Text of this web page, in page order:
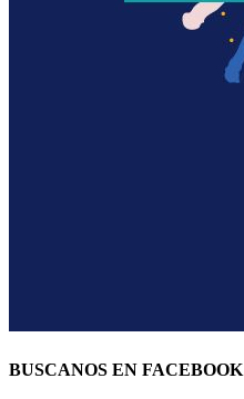
BUSCANOS EN FACEBOOK